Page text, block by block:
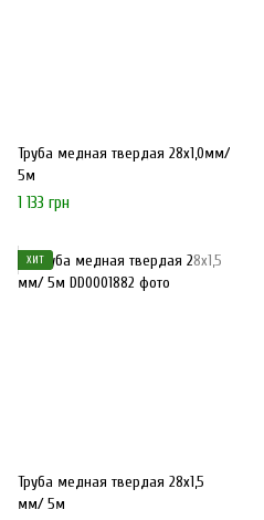
Труба медная твердая 28х1,0мм/
5м
1 133 грн
ХИТ
Труба медная твердая 28х1,5
мм/ 5м